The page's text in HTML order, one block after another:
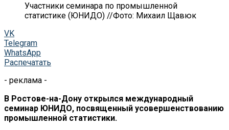
Участники семинара по промышленной
статистике (ЮНИДО) //Фото: Михаил Щавюк
VK
Telegram
WhatsApp
Распечатать
- реклама -
В Ростове-на-Дону открылся международный
семинар ЮНИДО, посвященный усовершенствованию
промышленной статистики.